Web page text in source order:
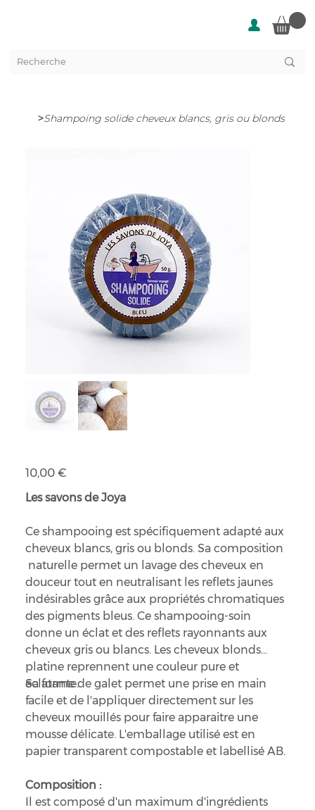
>Shampoing solide cheveux blancs, gris ou blonds
Prix
10,00 €
Les savons de Joya
Ce shampooing est spécifiquement adapté aux
cheveux blancs, gris ou blonds. Sa composition
naturelle permet un lavage des cheveux en
douceur tout en neutralisant les reflets jaunes
indésirables grâce aux propriétés chromatiques
des pigments bleus. Ce shampooing-soin
donne un éclat et des reflets rayonnants aux
cheveux gris ou blancs. Les cheveux blonds
platine reprennent une couleur pure et
éclatante.
Sa forme de galet permet une prise en main
facile et de l'appliquer directement sur les
cheveux mouillés pour faire apparaitre une
mousse délicate. L'emballage utilisé est en
papier transparent compostable et labellisé AB.
Composition :
Il est composé d'un maximum d'ingrédients